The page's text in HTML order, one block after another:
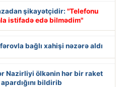
şikayətçidir: "Telefonu
istifadə edə bilmədim"
bağlı xahişi nəzərə aldı
Nazirliyi ölkənin hər bir raket
bildirib